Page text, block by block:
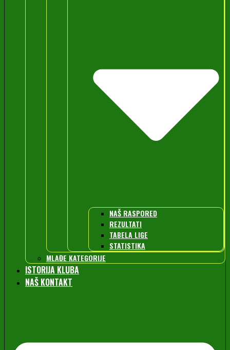
NAŠ RASPORED
REZULTATI
TABELA LIGE
STATISTIKA
MLAĐE KATEGORIJE
ISTORIJA KLUBA
NAŠ KONTAKT